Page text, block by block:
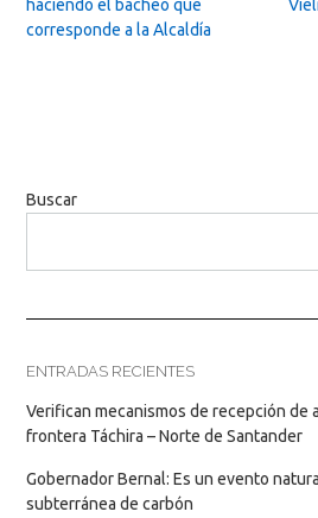
navigation
haciendo el bacheo que
corresponde a la Alcaldía
Buscar
ENTRADAS RECIENTES
Verifican mecanismos de recepción de
frontera Táchira – Norte de Santander
Gobernador Bernal: Es un evento
subterránea de carbón